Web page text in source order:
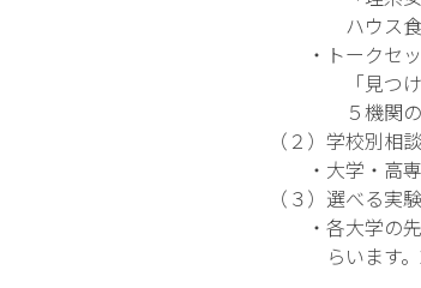
ハウス食品株
・トークセッ
「見つけて私
５機関の大学生
（２）学校別相
・大学・高専の先
（３）選べる実
・各大学の先生方
らいます。2つの